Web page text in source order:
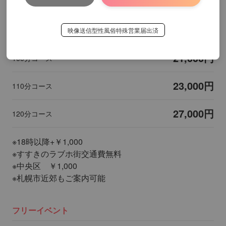
80分コース
100分コース 21,000円
110分コース 23,000円
120分コース 27,000円
※18時以降+￥1,000
※すすきのラブホ街交通費無料
※中央区 ￥1,000
※札幌市近郊もご案内可能
フリーイベント
映像送信型性風俗特殊営業届出済